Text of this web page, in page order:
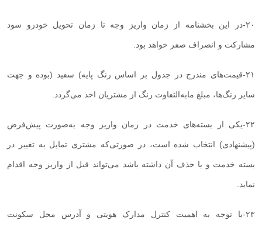
۲۰-در این بخشنامه از زمان واریز وجه تا زمان تحویل خودرو سود
مشارکت و انصراف صفر خواهد بود
۲۱-قیمت‌های مندرج در جدول بر اساس رنگ پایه) سفید (بوده و جهت
سایر رنگ‌ها، مبلغ مابه‌التفاوت رنگ از مشتریان اخذ می‌گردد
۲۲-یکی از بسته‌های خدمت در زمان واریز وجه به‌صورت پیش‌فرض
(پیشنهادی) انتخاب شده است، در صورتی‌که مشتری تمایل به تغییر در
بسته خدمت و یا حذف آن داشته باشد می‌تواند قبل از واریز وجه اقدام
نماید
۲۳-با توجه به اهمیت کنترل مدارک هویتی و آدرس محل سکونت